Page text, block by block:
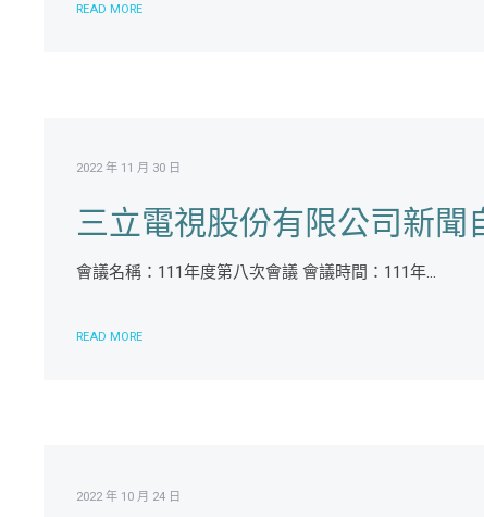
READ MORE
2022 年 11 月 30 日
三立電視股份有限公司新
會議名稱：111年度第八次會議 會議時間：111年...
READ MORE
2022 年 10 月 24 日